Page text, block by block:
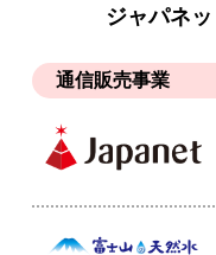
ジャパネ
通信販売事業